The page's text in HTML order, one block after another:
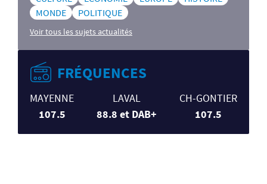
MONDE
POLITIQUE
Voir tous les sujets actualités
FRÉQUENCES
MAYENNE
107.5
LAVAL
88.8 et DAB+
CH-GONTIER
107.5